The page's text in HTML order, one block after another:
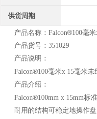
供货周期
产品名称：Falcon®100毫米
产品货号：351029
产品说明：
Falcon®100毫米x 15毫米未
产品介绍：
Falcon®100mm x 15mm标
耐用的结构可稳定地操作盘